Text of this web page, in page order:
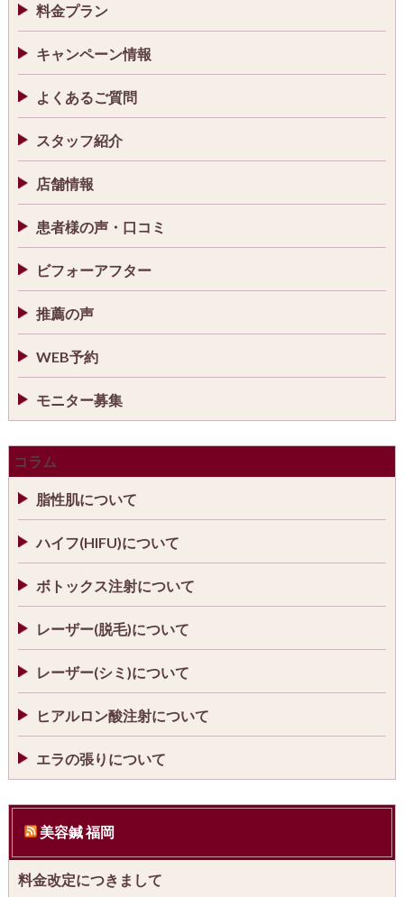
料金プラン
キャンペーン情報
よくあるご質問
スタッフ紹介
店舗情報
患者様の声・口コミ
ビフォーアフター
推薦の声
WEB予約
モニター募集
コラム
脂性肌について
ハイフ(HIFU)について
ボトックス注射について
レーザー(脱毛)について
レーザー(シミ)について
ヒアルロン酸注射について
エラの張りについて
美容鍼 福岡
料金改定につきまして